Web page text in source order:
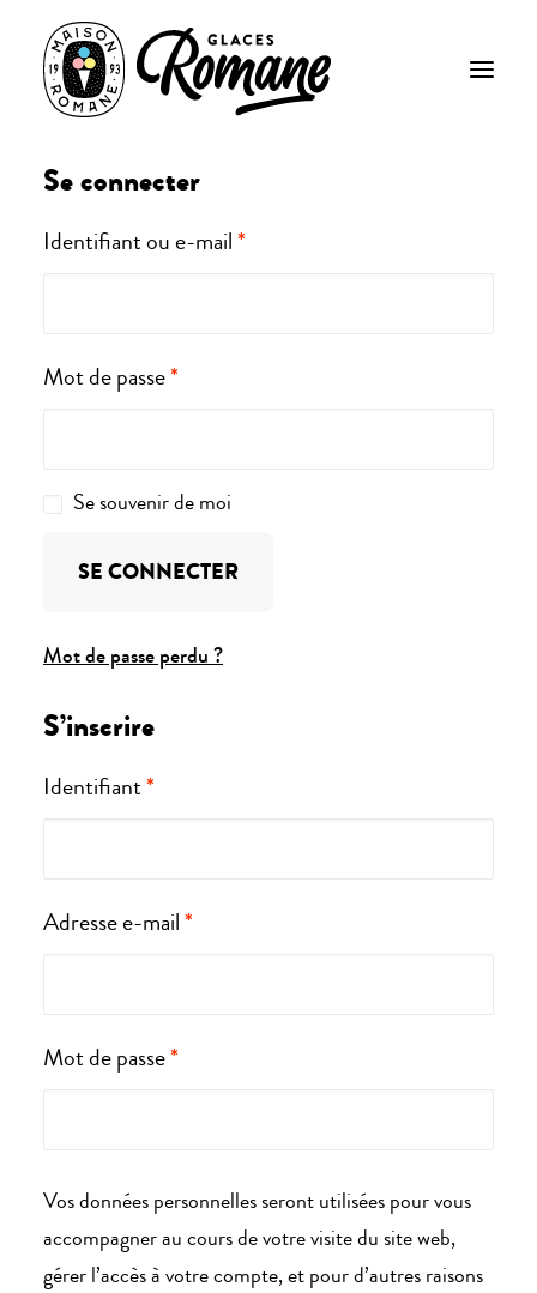
Mon compte
Se connecter
Identifiant ou e-mail*
Mot de passe*
Se souvenir de moi
SE CONNECTER
Mot de passe perdu ?
S’inscrire
Identifiant*
Adresse e-mail*
Mot de passe*
Vos données personnelles seront utilisées pour vous
accompagner au cours de votre visite du site web,
gérer l’accès à votre compte, et pour d’autres raisons